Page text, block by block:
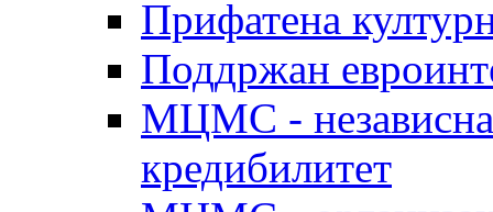
Прифатена
Поддржан
МЦМС - независна
кредибилитет